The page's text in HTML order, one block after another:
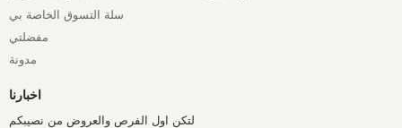
سلة التسوق الخاصة بي
مفضلتي
مدونة
اخبارنا
لتكن اول الفرص والعروض من نصيبكم